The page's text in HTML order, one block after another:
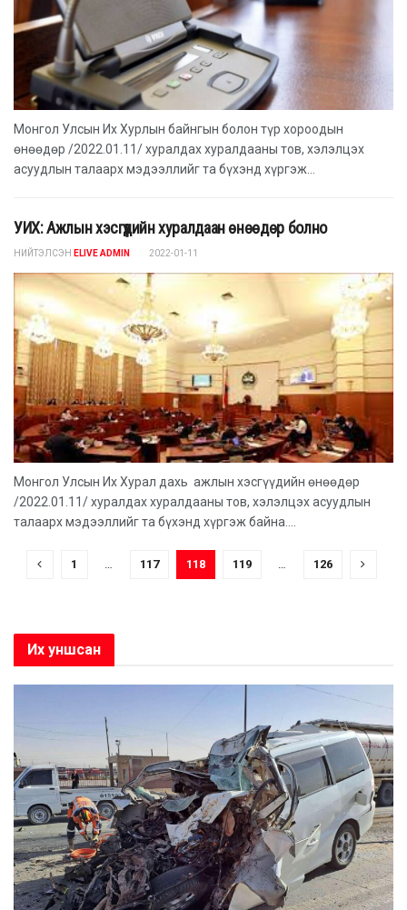
Монгол Улсын Их Хурлын байнгын болон түр хороодын
өнөөдөр /2022.01.11/ хуралдах хуралдааны тов, хэлэлцэх
асуудлын талаарх мэдээллийг та бүхэнд хүргэж...
УИХ: Ажлын хэсгүүдийн хуралдаан өнөөдөр болно
НИЙТЭЛСЭН ELIVE ADMIN 2022-01-11
Монгол Улсын Их Хурал дахь ажлын хэсгүүдийн өнөөдөр
/2022.01.11/ хуралдах хуралдааны тов, хэлэлцэх асуудлын
талаарх мэдээллийг та бүхэнд хүргэж байна....
1 … 117 118 119 … 126
Их уншсан